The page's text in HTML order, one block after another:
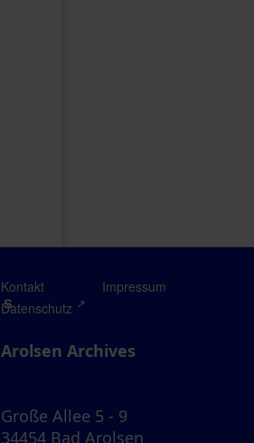
Kontakt
Impressum
Datenschutz
Arolsen Archives
Große Allee 5 - 9
34454 Bad Arolsen